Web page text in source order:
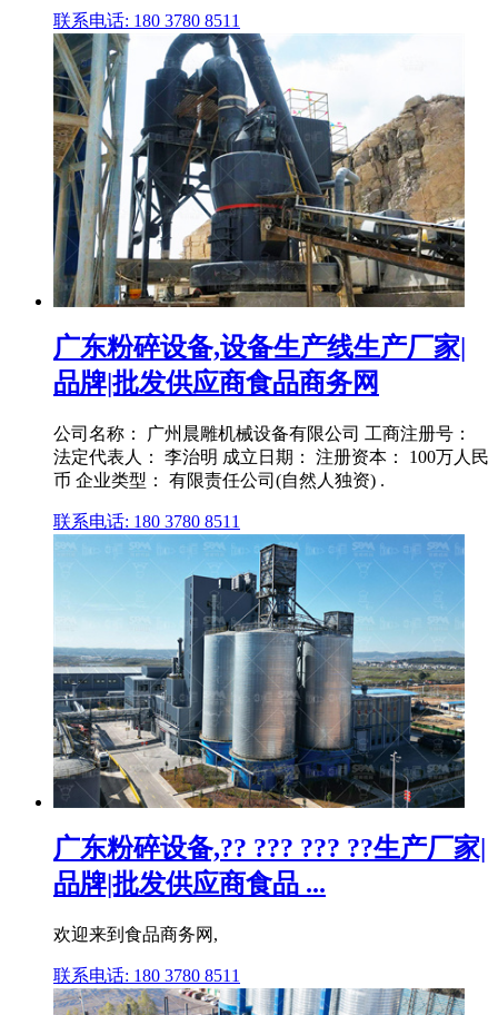
联系电话: 180 3780 8511
广东粉碎设备,设备生产线生产厂家|
品牌|批发供应商食品商务网
公司名称： 广州晨雕机械设备有限公司 工商注册号：
法定代表人： 李治明 成立日期： 注册资本： 100万人民
币 企业类型： 有限责任公司(自然人独资) .
联系电话: 180 3780 8511
广东粉碎设备,?? ??? ??? ??生产厂家|
品牌|批发供应商食品 ...
欢迎来到食品商务网,
联系电话: 180 3780 8511